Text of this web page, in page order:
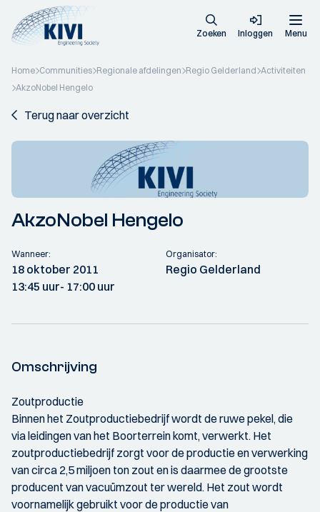
Zoeken Inloggen Menu
Home Communities Regionale afdelingen Regio Gelderland Activiteiten
AkzoNobel Hengelo
Terug naar overzicht
AkzoNobel Hengelo
Wanneer:
18 oktober 2011
13:45 uur- 17:00 uur
Organisator:
Regio Gelderland
Omschrijving
Zoutproductie
Binnen het Zoutproductiebedrijf wordt de ruwe pekel, die
via leidingen van het Boorterrein komt, verwerkt. Het
zoutproductiebedrijf zorgt voor de productie en verwerking
van circa 2,5 miljoen ton zout en is daarmee de grootste
producent van vacuümzout ter wereld. Het zout wordt
voornamelijk gebruikt voor de productie van